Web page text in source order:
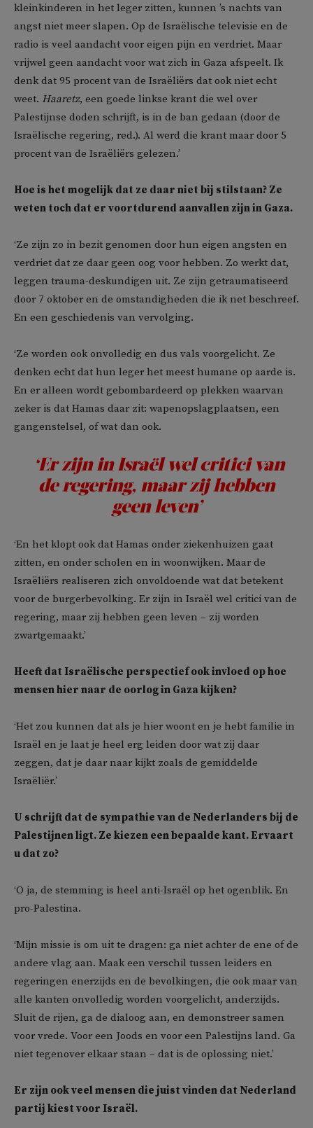
kleinkinderen in het leger zitten, kunnen ’s nachts van
angst niet meer slapen. Op de Israëlische televisie en de
radio is veel aandacht voor eigen pijn en verdriet. Maar
vrijwel geen aandacht voor wat zich in Gaza afspeelt. Ik
denk dat 95 procent van de Israëliërs dat ook niet echt
weet. Haaretz, een goede linkse krant die wel over
Palestijnse doden schrijft, is in de ban gedaan (door de
Israëlische regering, red.). Al werd die krant maar door 5
procent van de Israëliërs gelezen.’
Hoe is het mogelijk dat ze daar niet bij stilstaan? Ze
weten toch dat er voortdurend aanvallen zijn in Gaza.
‘Ze zijn zo in bezit genomen door hun eigen angsten en
verdriet dat ze daar geen oog voor hebben. Zo werkt dat,
leggen trauma-deskundigen uit. Ze zijn getraumatiseerd
door 7 oktober en de omstandigheden die ik net beschreef.
En een geschiedenis van vervolging.
‘Ze worden ook onvolledig en dus vals voorgelicht. Ze
denken echt dat hun leger het meest humane op aarde is.
En er alleen wordt gebombardeerd op plekken waarvan
zeker is dat Hamas daar zit: wapenopslagplaatsen, een
gangenstelsel, of wat dan ook.
‘Er zijn in Israël wel critici van
de regering, maar zij hebben
geen leven’
‘En het klopt ook dat Hamas onder ziekenhuizen gaat
zitten, en onder scholen en in woonwijken. Maar de
Israëliërs realiseren zich onvoldoende wat dat betekent
voor de burgerbevolking. Er zijn in Israël wel critici van de
regering, maar zij hebben geen leven – zij worden
zwartgemaakt.’
Heeft dat Israëlische perspectief ook invloed op hoe
mensen hier naar de oorlog in Gaza kijken?
‘Het zou kunnen dat als je hier woont en je hebt familie in
Israël en je laat je heel erg leiden door wat zij daar
zeggen, dat je daar naar kijkt zoals de gemiddelde
Israëliër.’
U schrijft dat de sympathie van de Nederlanders bij de
Palestijnen ligt. Ze kiezen een bepaalde kant. Ervaart
u dat zo?
‘O ja, de stemming is heel anti-Israël op het ogenblik. En
pro-Palestina.
‘Mijn missie is om uit te dragen: ga niet achter de ene of de
andere vlag aan. Maak een verschil tussen leiders en
regeringen enerzijds en de bevolkingen, die ook maar van
alle kanten onvolledig worden voorgelicht, anderzijds.
Sluit de rijen, ga de dialoog aan, en demonstreer samen
voor vrede. Voor een Joods en voor een Palestijns land. Ga
niet tegenover elkaar staan – dat is de oplossing niet.’
Er zijn ook veel mensen die juist vinden dat Nederland
partij kiest voor Israël.